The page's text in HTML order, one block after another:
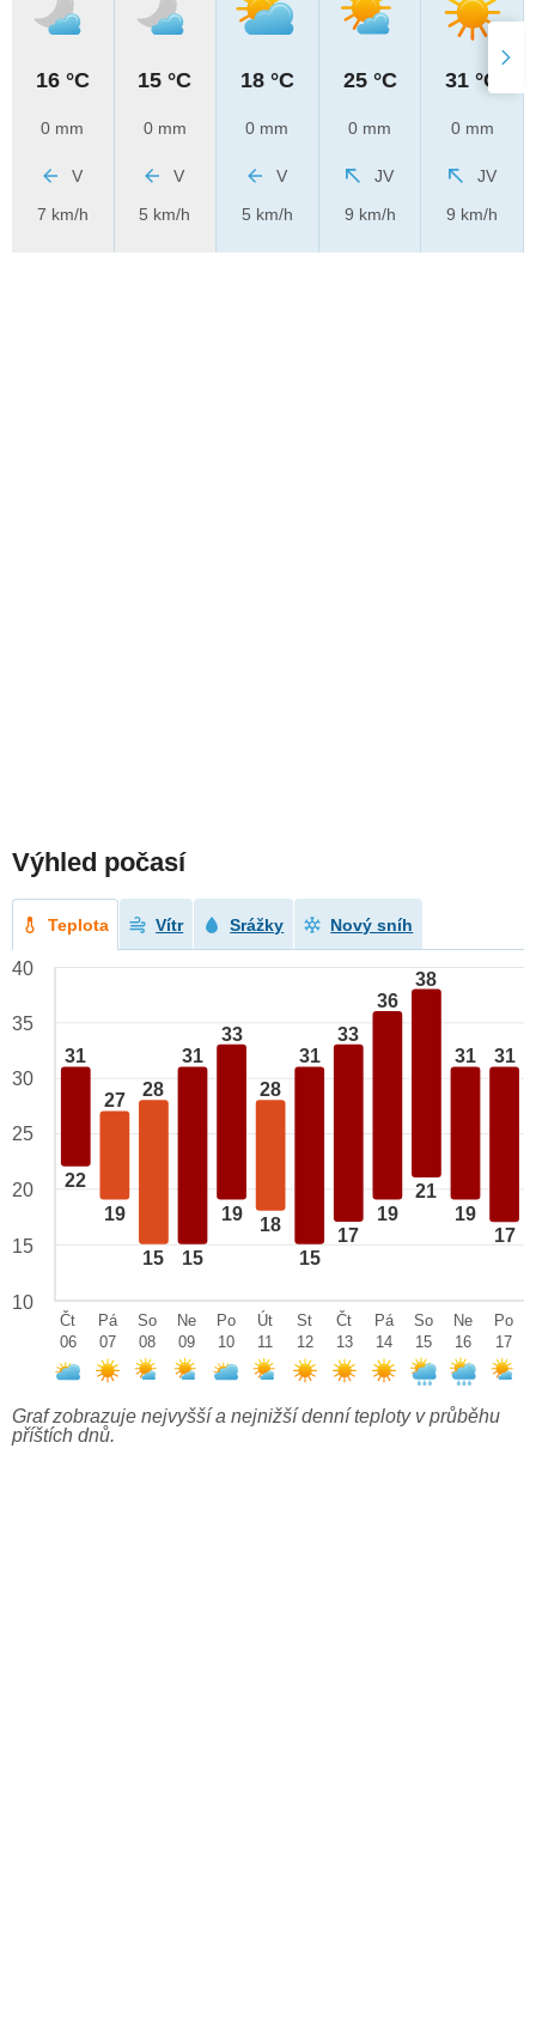
16 °C
0 mm
V
7 km/h
15 °C
0 mm
V
5 km/h
18 °C
0 mm
V
5 km/h
25 °C
0 mm
JV
9 km/h
31 °C
0 mm
JV
9 km/h
Výhled počasí
Teplota Vítr Srážky Nový sníh
31
22
27
19
28
15
31
15
33
19
28
18
31
15
33
17
36
19
38
21
31
19
31
17
40
35
30
25
20
15
10
Čt
06
Pá
07
So
08
Ne
09
Po
10
Út
11
St
12
Čt
13
Pá
14
So
15
Ne
16
Po
17
Graf zobrazuje nejvyšší a nejnižší denní teploty v průběhu
příštích dnů.